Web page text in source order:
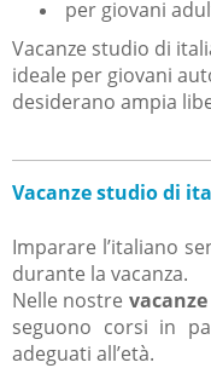
per giovani
Vacanze studio di
ideale per giovani
desiderano ampia
Vacanze studio di
Imparare l’italiano
durante la vacanza.
Nelle nostre
seguono corsi in
adeguati all’età.